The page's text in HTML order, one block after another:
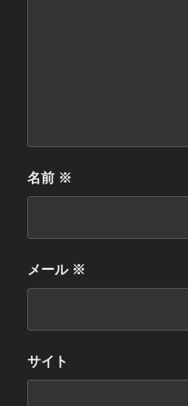
名前 ※
メール ※
サイト